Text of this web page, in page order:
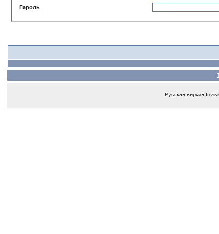
Пароль
Русская версия